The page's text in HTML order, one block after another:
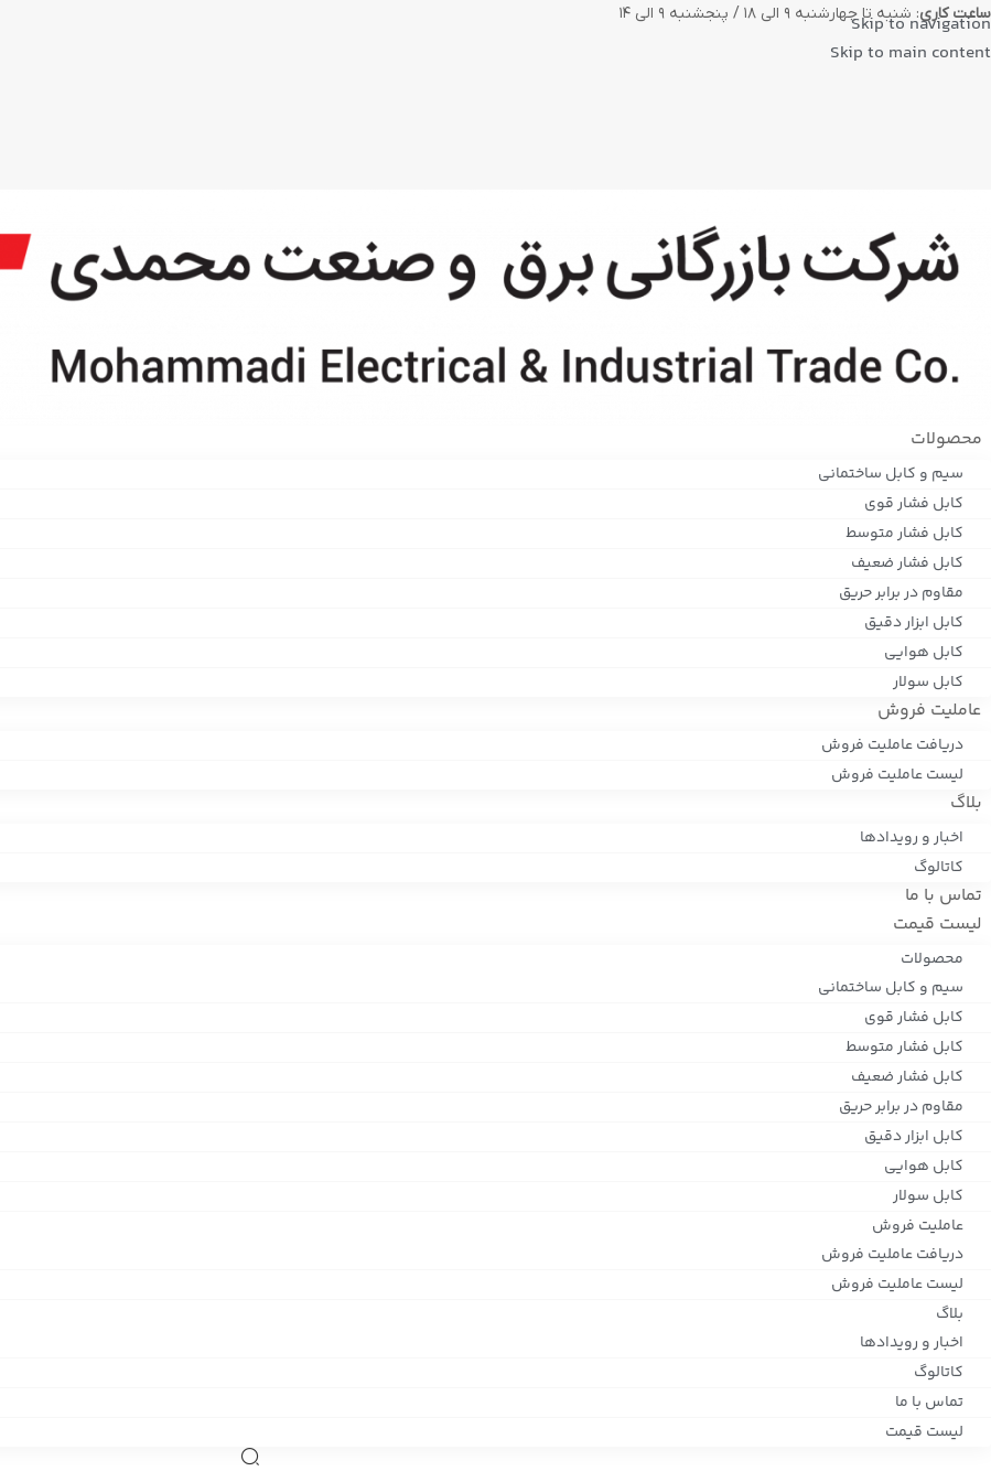
Skip to navigation
Skip to main content
ساعت کاری: شنبه تا چهارشنبه ۹ الی ۱۸ / پنجشنبه ۹ الی ۱۴
محصولات
سیم و کابل ساختمانی
کابل فشار قوی
کابل فشار متوسط
کابل فشار ضعیف
مقاوم در برابر حریق
کابل ابزار دقیق
کابل هوایی
کابل سولار
عاملیت فروش
دریافت عاملیت فروش
لیست عاملیت فروش
بلاگ
اخبار و رویدادها
کاتالوگ
تماس با ما
لیست قیمت
محصولات
سیم و کابل ساختمانی
کابل فشار قوی
کابل فشار متوسط
کابل فشار ضعیف
مقاوم در برابر حریق
کابل ابزار دقیق
کابل هوایی
کابل سولار
عاملیت فروش
دریافت عاملیت فروش
لیست عاملیت فروش
بلاگ
اخبار و رویدادها
کاتالوگ
تماس با ما
لیست قیمت